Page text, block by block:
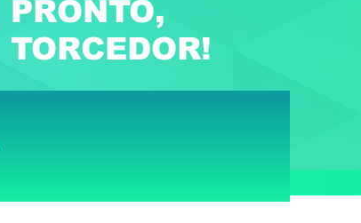
PRONTO,
TORCEDOR!